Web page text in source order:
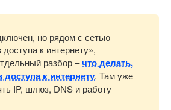
но рядом с сетью
к интернету»,
разбор –что делать,
доступа к интернету. Там уже
IP, шлюз, DNS и работу